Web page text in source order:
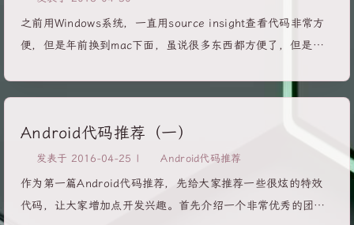
2 - 暂停与恢复activity) Android Training - 详解Activity生命
周期(Lesson 3 - 停止与重启activity) Android Training - 详
Android开发之InstanceState详解 Activity启动模式 Activity
之前用Windows系统，一直用source insight查看代码非常方
便，但是年前换到mac下面，虽说很多东西都方便了，但是却
以绘制各种流程图。另外，Understand拥有Windows版本、
mac版本和Linux版本，所以在这三种系统任何一个下面都可以
使用。 因为工作太忙，还没有时间详细的研究一下使用方法，
只是简单的了解了一下，由于该软件可以帮助你快速的分析代
Android代码推荐（一）
发表于 2016-04-25 | Android代码推荐
作为第一篇Android代码推荐，先给大家推荐一些很炫的特效
代码，让大家增加点开发兴趣。首先介绍一个非常优秀的团队–